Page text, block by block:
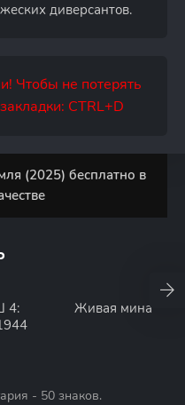
диверсантов.
Чтобы не потерять
CTRL+D
(2025) бесплатно в
4:
Живая мина
- 50 знаков.